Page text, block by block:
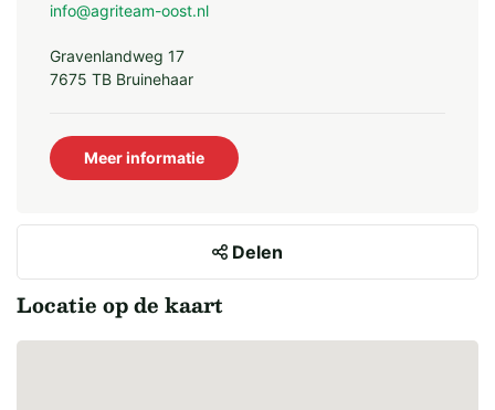
info@agriteam-oost.nl
Gravenlandweg 17
7675 TB Bruinehaar
Meer informatie
Delen
Locatie op de kaart